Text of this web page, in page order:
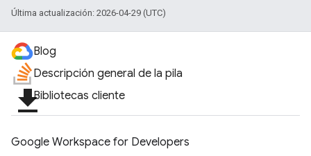
Última actualización: 2026-04-29 (UTC)
Blog
Descripción general de la pila
file_downloadBibliotecas cliente
Google Workspace for Developers